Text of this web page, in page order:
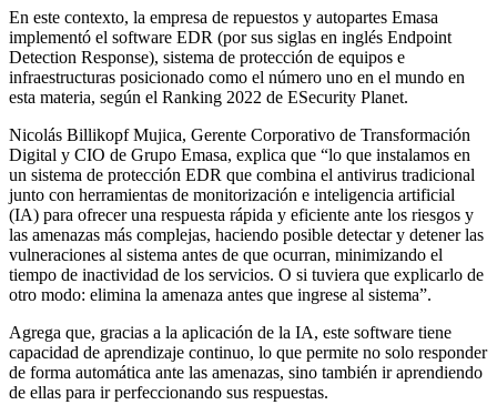
En este contexto, la empresa de repuestos y autopartes Emasa
implementó el software EDR (por sus siglas en inglés Endpoint
Detection Response), sistema de protección de equipos e
infraestructuras posicionado como el número uno en el mundo en
esta materia, según el Ranking 2022 de ESecurity Planet.
Nicolás Billikopf Mujica, Gerente Corporativo de Transformación
Digital y CIO de Grupo Emasa, explica que “lo que instalamos en
un sistema de protección EDR que combina el antivirus tradicional
junto con herramientas de monitorización e inteligencia artificial
(IA) para ofrecer una respuesta rápida y eficiente ante los riesgos y
las amenazas más complejas, haciendo posible detectar y detener las
vulneraciones al sistema antes de que ocurran, minimizando el
tiempo de inactividad de los servicios. O si tuviera que explicarlo de
otro modo: elimina la amenaza antes que ingrese al sistema”.
Agrega que, gracias a la aplicación de la IA, este software tiene
capacidad de aprendizaje continuo, lo que permite no solo responder
de forma automática ante las amenazas, sino también ir aprendiendo
de ellas para ir perfeccionando sus respuestas.